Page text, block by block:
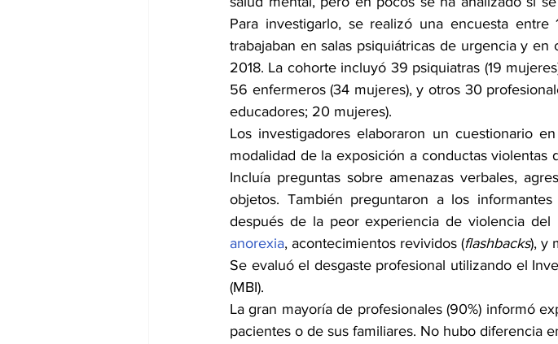
Para investigarlo, se realizó una encuesta
trabajaban en salas psiquiátricas de urgencia y
2018. La cohorte incluyó 39 psiquiatras (19
56 enfermeros (34 mujeres), y otros 30
educadores; 20 mujeres).
Los investigadores elaboraron un cuestionario
modalidad de la exposición a conductas violentas
Incluía preguntas sobre amenazas verbales,
objetos. También preguntaron a los
después de la peor experiencia de violencia del
anorexia, acontecimientos revividos (flashbacks), y
Se evaluó el desgaste profesional utilizando el
(MBI).
La gran mayoría de profesionales (90%) informó
pacientes o de sus familiares. No hubo diferencia